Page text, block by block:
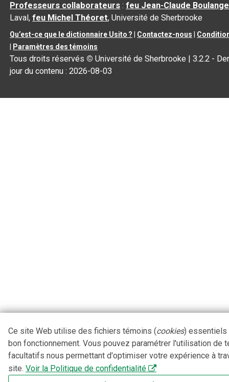
Professeurs collaborateurs :feu Jean-Claude
Laval,feu Michel Théoret, Université de Sherbrooke
Qu’est-ce que le dictionnaire Usito ? Contactez-nous
Paramètres des témoins
Tous droits réservés © Université de Sherbrooke |3.2.2 -
jour du contenu :2026-08-03
Ce site Web utilise des fichiers témoins (cookies) essentiels
bon fonctionnement. Vous pouvez paramétrer l'utilisation de
facultatifs nous permettant d'optimiser votre expérience à
site. Voir la Politique de confidentialité